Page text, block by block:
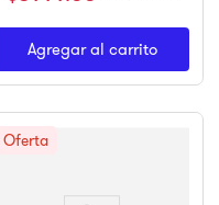
Agregar al carrito